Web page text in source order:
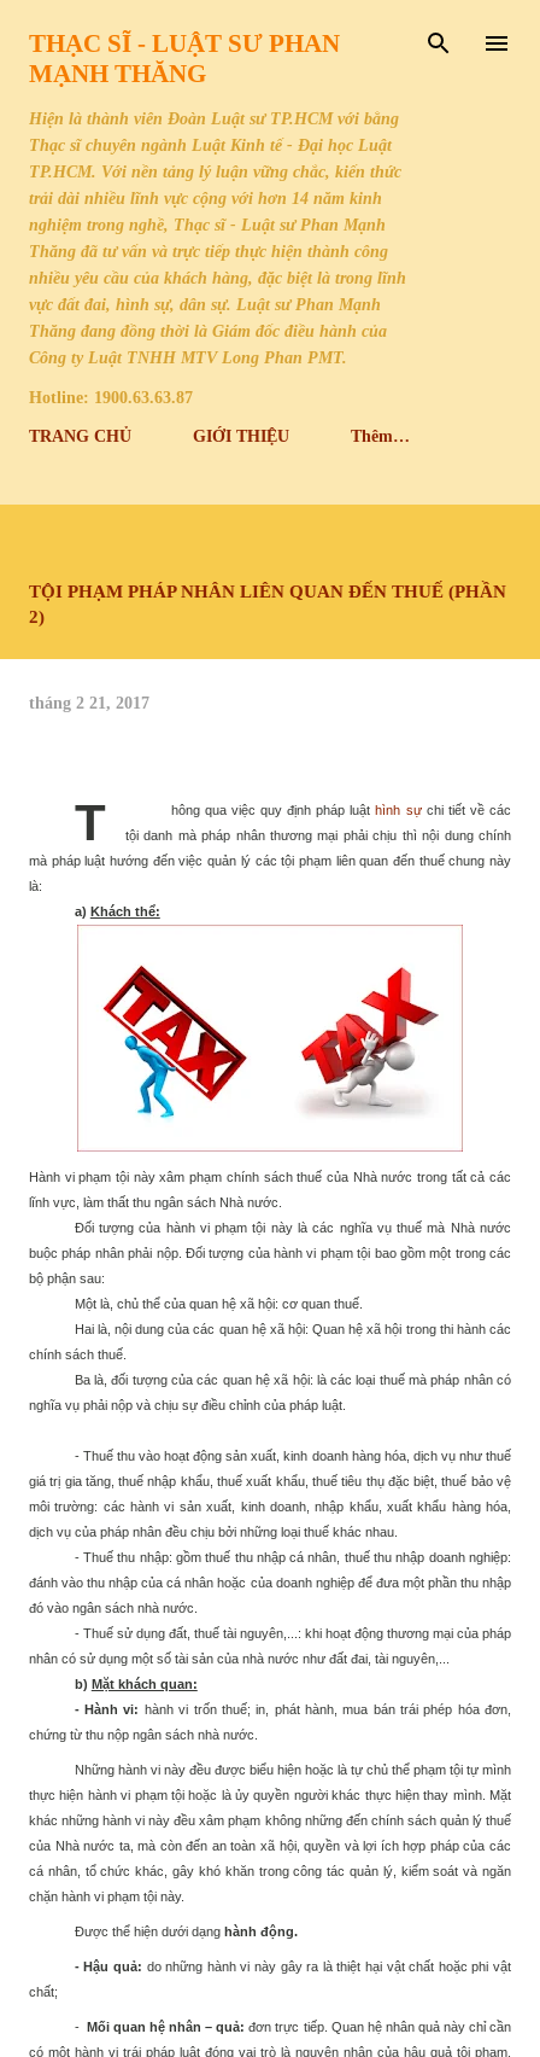
THẠC SĨ - LUẬT SƯ PHAN
MẠNH THĂNG
Hiện là thành viên Đoàn Luật sư TP.HCM với bằng
Thạc sĩ chuyên ngành Luật Kinh tế - Đại học Luật
TP.HCM. Với nền tảng lý luận vững chắc, kiến thức
trải dài nhiều lĩnh vực cộng với hơn 14 năm kinh
nghiệm trong nghề, Thạc sĩ - Luật sư Phan Mạnh
Thăng đã tư vấn và trực tiếp thực hiện thành công
nhiều yêu cầu của khách hàng, đặc biệt là trong lĩnh
vực đất đai, hình sự, dân sự. Luật sư Phan Mạnh
Thăng đang đồng thời là Giám đốc điều hành của
Công ty Luật TNHH MTV Long Phan PMT.
Hotline: 1900.63.63.87
TRANG CHỦ GIỚI THIỆU Thêm…
TỘI PHẠM PHÁP NHÂN LIÊN QUAN ĐẾN THUẾ (PHẦN
2)
tháng 2 21, 2017
T hông qua việc quy định pháp luậthình sựchi tiết về các
tội danh mà pháp nhân thương mại phải chịu thì nội dung chính
mà pháp luật hướng đến việc quản lý các tội phạm liên quan đến thuế chung này
là:
a) Khách thể:
Hành vi phạm tội này xâm phạm chính sách thuế của Nhà nước trong tất cả các
lĩnh vực, làm thất thu ngân sách Nhà nước.
Đối tượng của hành vi phạm tội này là các nghĩa vụ thuế mà Nhà nước
buộc pháp nhân phải nộp. Đối tượng của hành vi phạm tội bao gồm một trong các
bộ phận sau:
Một là, chủ thể của quan hệ xã hội: cơ quan thuế.
Hai là, nội dung của các quan hệ xã hội: Quan hệ xã hội trong thi hành các
chính sách thuế.
Ba là, đối tượng của các quan hệ xã hội: là các loại thuế mà pháp nhân có
nghĩa vụ phải nộp và chịu sự điều chỉnh của pháp luật.
- Thuế thu vào hoạt động sản xuất, kinh doanh hàng hóa, dịch vụ như thuế
giá trị gia tăng, thuế nhập khẩu, thuế xuất khẩu, thuế tiêu thụ đặc biệt, thuế bảo vệ
môi trường: các hành vi sản xuất, kinh doanh, nhập khẩu, xuất khẩu hàng hóa,
dịch vụ của pháp nhân đều chịu bởi những loại thuế khác nhau.
- Thuế thu nhập: gồm thuế thu nhập cá nhân, thuế thu nhập doanh nghiệp:
đánh vào thu nhập của cá nhân hoặc của doanh nghiệp để đưa một phần thu nhập
đó vào ngân sách nhà nước.
- Thuế sử dụng đất, thuế tài nguyên,...: khi hoạt động thương mại của pháp
nhân có sử dụng một số tài sản của nhà nước như đất đai, tài nguyên,...
b) Mặt khách quan:
- Hành vi: hành vi trốn thuế; in, phát hành, mua bán trái phép hóa đơn,
chứng từ thu nộp ngân sách nhà nước.
Những hành vi này đều được biểu hiện hoặc là tự chủ thể phạm tội tự mình
thực hiện hành vi phạm tội hoặc là ủy quyền người khác thực hiện thay mình. Mặt
khác những hành vi này đều xâm phạm không những đến chính sách quản lý thuế
của Nhà nước ta, mà còn đến an toàn xã hội, quyền và lợi ích hợp pháp của các
cá nhân, tổ chức khác, gây khó khăn trong công tác quản lý, kiểm soát và ngăn
chặn hành vi phạm tội này.
Được thể hiện dưới dạng hành động.
- Hậu quả: do những hành vi này gây ra là thiệt hại vật chất hoặc phi vật
chất;
- Mối quan hệ nhân – quả: đơn trực tiếp. Quan hệ nhân quả này chỉ cần
có một hành vi trái pháp luật đóng vai trò là nguyên nhân của hậu quả tội phạm.